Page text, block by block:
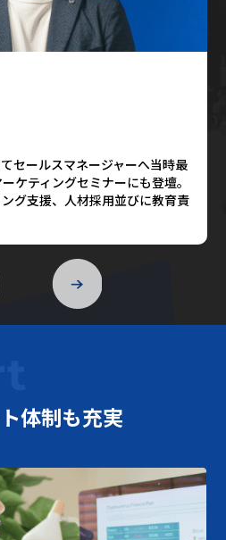
セールスマネージャーへ当時最
ケティングセミナーにも登壇。
グ支援、人材採用並びに教育責
体制も充実